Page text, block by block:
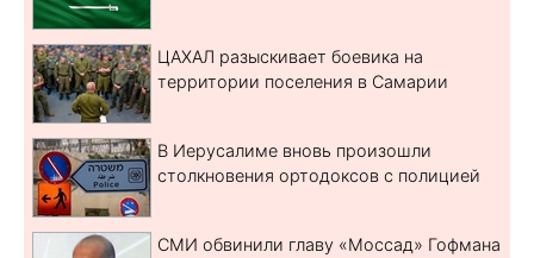
ЦАХАЛ разыскивает боевика на
территории поселения в Самарии
В Иерусалиме вновь произошли
столкновения ортодоксов с полицией
СМИ обвинили главу «Моссад» Гофмана